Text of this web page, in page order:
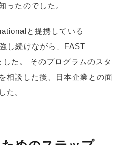
ったのでした。
と提携している
し続けながら、FAST
た。 そのプログラムのスタ
相談した後、日本企業との面
た 。